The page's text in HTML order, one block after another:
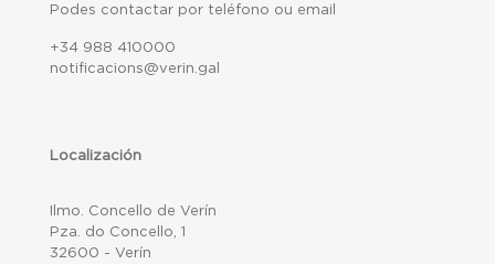
Podes contactar por teléfono ou email
+34 988 410000
notificacions@verin.gal
Localización
Ilmo. Concello de Verín
Pza. do Concello, 1
32600 - Verín